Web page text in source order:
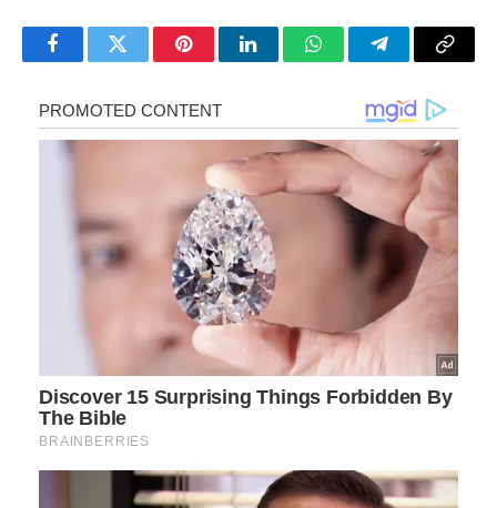
FacebookTwitter PinterestLinkedInWhatsAppTelegramCopy